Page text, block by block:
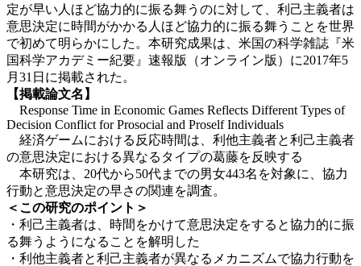
定が早い人ほど協力的に振る舞うのに対して、利己主義者は
意思決定に時間がかかる人ほど協力的に振る舞うことを世界
で初めて明らかにした。本研究成果は、米国の科学雑誌『米
国科学アカデミー紀要』速報版（オンライン版）に2017年5
月31日に掲載された。
【掲載論文名】
Response Time in Economic Games Reflects Different Types of
Decision Conflict for Prosocial and Proself Individuals
経済ゲームにおける反応時間は、利他主義者と利己主義者
の意思決定における異なるタイプの葛藤を反映する
本研究は、20代から50代までの男女443名を対象に、協力
行動と意思決定の早さの関連を調査。
＜この研究のポイント＞
・利己主義者は、時間をかけて意思決定をすると協力的に振
る舞うようになることを解明した
・利他主義者と利己主義者が異なるメカニズムで協力行動を